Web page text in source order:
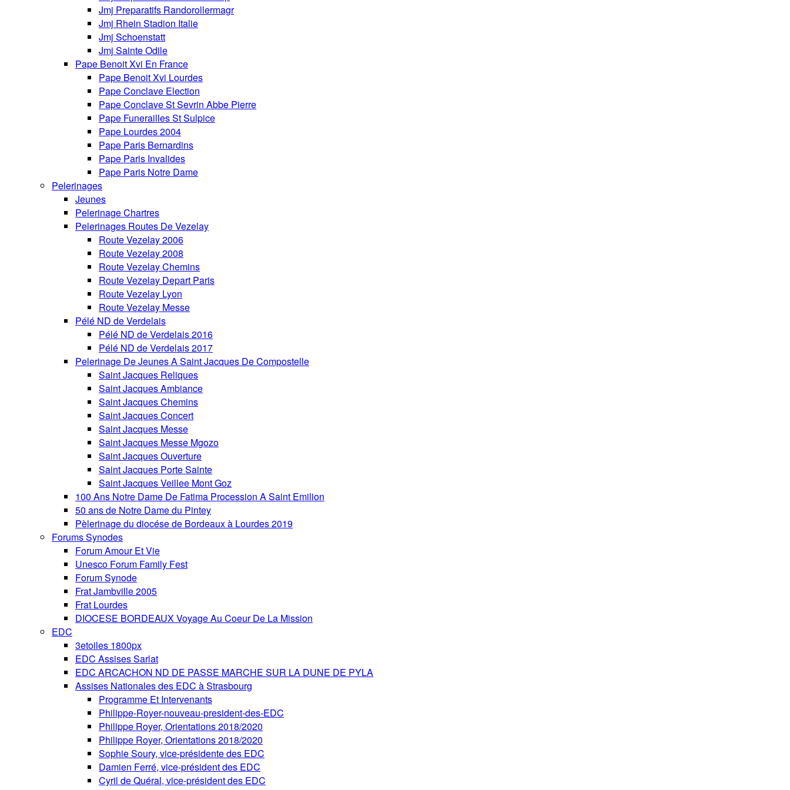
Jmj Preparatifs Randorollermagr
Jmj Rhein Stadion Italie
Jmj Schoenstatt
Jmj Sainte Odile
Pape Benoit Xvi En France
Pape Benoit Xvi Lourdes
Pape Conclave Election
Pape Conclave St Sevrin Abbe Pierre
Pape Funerailles St Sulpice
Pape Lourdes 2004
Pape Paris Bernardins
Pape Paris Invalides
Pape Paris Notre Dame
Pelerinages
Jeunes
Pelerinage Chartres
Pelerinages Routes De Vezelay
Route Vezelay 2006
Route Vezelay 2008
Route Vezelay Chemins
Route Vezelay Depart Paris
Route Vezelay Lyon
Route Vezelay Messe
Pélé ND de Verdelais
Pélé ND de Verdelais 2016
Pélé ND de Verdelais 2017
Pelerinage De Jeunes A Saint Jacques De Compostelle
Saint Jacques Reliques
Saint Jacques Ambiance
Saint Jacques Chemins
Saint Jacques Concert
Saint Jacques Messe
Saint Jacques Messe Mgozo
Saint Jacques Ouverture
Saint Jacques Porte Sainte
Saint Jacques Veillee Mont Goz
100 Ans Notre Dame De Fatima Procession A Saint Emilion
50 ans de Notre Dame du Pintey
Pèlerinage du diocése de Bordeaux à Lourdes 2019
Forums Synodes
Forum Amour Et Vie
Unesco Forum Family Fest
Forum Synode
Frat Jambville 2005
Frat Lourdes
DIOCESE BORDEAUX Voyage Au Coeur De La Mission
EDC
3etoiles 1800px
EDC Assises Sarlat
EDC ARCACHON ND DE PASSE MARCHE SUR LA DUNE DE PYLA
Assises Nationales des EDC à Strasbourg
Programme Et Intervenants
Philippe-Royer-nouveau-president-des-EDC
Philippe Royer, Orientations 2018/2020
Philippe Royer, Orientations 2018/2020
Sophie Soury, vice-présidente des EDC
Damien Ferré, vice-président des EDC
Cyril de Quéral, vice-président des EDC